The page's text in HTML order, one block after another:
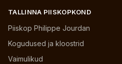
TALLINNA PIISKOPKOND
Piiskop Philippe Jourdan
Kogudused ja kloostrid
Vaimulikud